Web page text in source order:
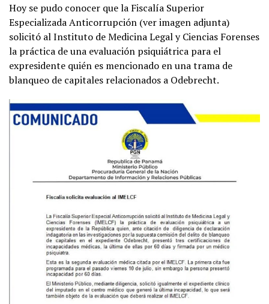
Hoy se pudo conocer que la Fiscalía Superior
Especializada Anticorrupción (ver imagen adjunta)
solicitó al Instituto de Medicina Legal y Ciencias Forenses
la práctica de una evaluación psiquiátrica para el
expresidente quién es mencionado en una trama de
blanqueo de capitales relacionados a Odebrecht.